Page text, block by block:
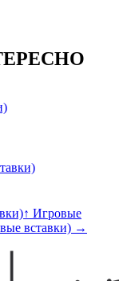
↑ Игровые
вставки) →